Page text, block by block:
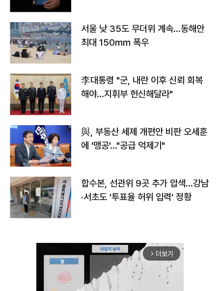
서울 낮 35도 무더위 계속…동해안
최대 150㎜ 폭우
李대통령 "군, 내란 이후 신뢰 회복
해야…지휘부 헌신해달라"
與, 부동산 세제 개편안 비판 오세훈
에 '맹공'…"공급 억제기"
합수본, 선관위 9곳 추가 압색…강남
·서초도 '투표율 허위 입력' 정황
arrow_forward_ios 더보기